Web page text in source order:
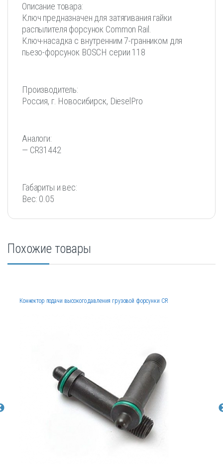
Описание товара:
Ключ предназначен для затягивания гайки
распылителя форсунок Common Rail.
Ключ-насадка с внутренним 7-гранником для
пьезо-форсунок BOSCH серии 118
Производитель:
Россия, г. Новосибирск, DieselPro
Аналоги:
— CR31442
Габариты и вес:
Вес: 0.05
Похожие товары
Коннектор подачи высокого давления грузовой форсунки CR